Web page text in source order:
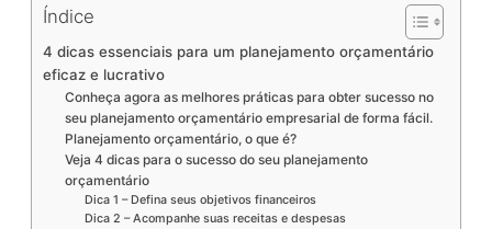
Índice
4 dicas essenciais para um planejamento orçamentário
eficaz e lucrativo
Conheça agora as melhores práticas para obter sucesso no
seu planejamento orçamentário empresarial de forma fácil.
Planejamento orçamentário, o que é?
Veja 4 dicas para o sucesso do seu planejamento
orçamentário
Dica 1 – Defina seus objetivos financeiros
Dica 2 – Acompanhe suas receitas e despesas